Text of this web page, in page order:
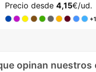
Precio desde 4,15€/ud.
opinan nuestros